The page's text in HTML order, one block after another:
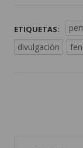
ETIQUETAS:
divulgación